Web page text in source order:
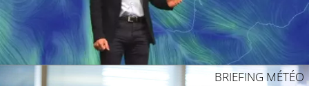
BRIEFING MÉTÉO